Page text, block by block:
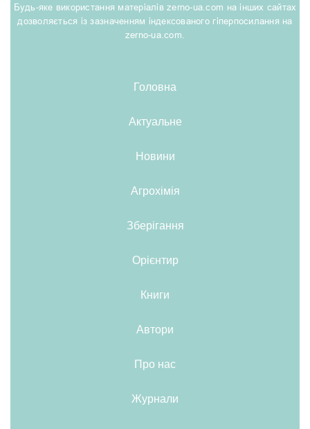
Будь-яке використання матеріалів zerno-ua.com на інших сайтах
дозволяється із зазначенням індексованого гіперпосилання на
zerno-ua.com.
Головна
Актуальне
Новини
Агрохімія
Зберігання
Орієнтир
Книги
Автори
Про нас
Журнали